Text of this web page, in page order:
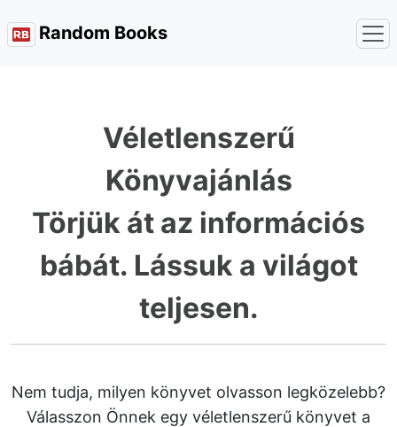
Random Books
Véletlenszerű
Könyvajánlás
Törjük át az információs
bábát. Lássuk a világot
teljesen.
Nem tudja, milyen könyvet olvasson legközelebb?
Válasszon Önnek egy véletlenszerű könyvet a